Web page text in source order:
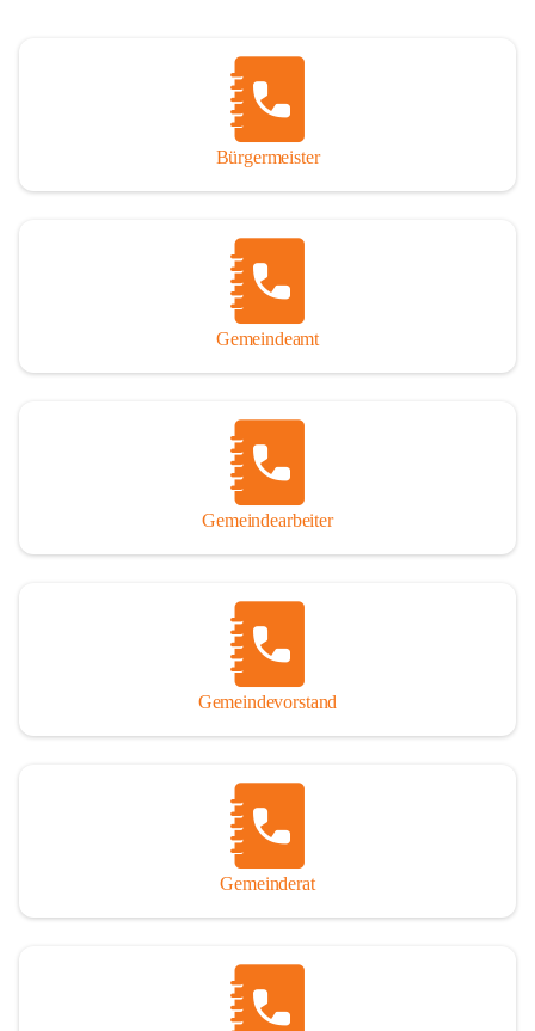
gedankt werden, die durch ihre Erinnerungen, Informationen und
durch das Überlassen von Fotos und Dokumenten zum Gesamtbild
dieses Buches wesentlich beigetragen haben.
Der Zeitdruck war enorm, um das Werk auch zeitgerecht für das
Jubiläumsjahr abschließen zu können. Daher mag um Nachsicht
Ausführlichkeit behandelt erscheinen, oder auch der eine oder
andere Fehler unterlief. Die Autoren haben nach ihren
individuellen Möglichkeiten mit bestem Wissen und Gewissen
Andreas Rohatsch wurde auf das System der Fußnoten verzichtet.
Wo eine genaue Quellenangabe sinnvoll und notwendig erschien,
sind die entsprechenden Quellenhinweise in den fließenden Text
eingearbeitet. Der leichteren Lesbarkeit halber ist auch von einer
streng gendergerechten Ausdrucksform Abstand genommen
So darf ich Sie zu einer interessanten, vergnüglichen und
manchmal auch nachdenklich machenden Zeitreise durch die
Jahrhunderte, ja Jahrtausende alte Geschichte von der Steinzeit
einladen.
Bürgermeister
Gemeindeamt
Gemeindearbeiter
Gemeindevorstand
Gemeinderat